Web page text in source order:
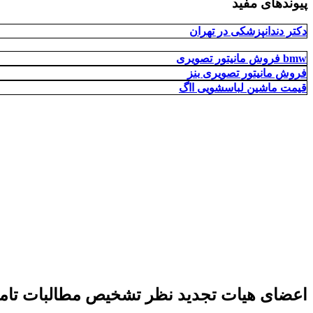
دکتر دندانپزشکی در تهران
فروش مانیتور تصویری bmw
فروش مانیتور تصویری بنز
قیمت ماشین لباسشویی ااگ
اعضای هیات تجدید نظر تشخیص مطالبات